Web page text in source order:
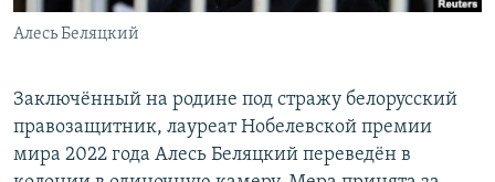
Все сайты РСЕ/РС
Алесь Беляцкий
Заключённый на родине под стражу белорусский
правозащитник, лауреат Нобелевской премии
мира 2022 года Алесь Беляцкий переведён в